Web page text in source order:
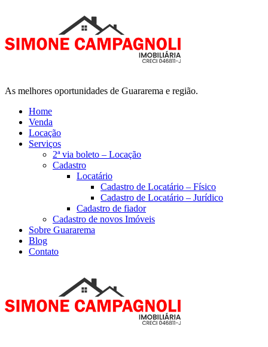
As melhores oportunidades de Guararema e região.
Home
Venda
Locação
Serviços
2ª via boleto – Locação
Cadastro
Locatário
Cadastro de Locatário – Físico
Cadastro de Locatário – Jurídico
Cadastro de fiador
Cadastro de novos Imóveis
Sobre Guararema
Blog
Contato